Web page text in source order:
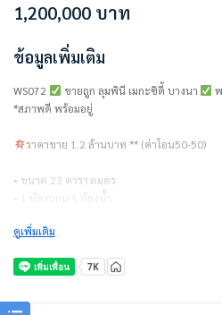
1,200,000 บาท
ข้อมูลเพิ่มเติม
WS072 ขายถูก ลุมพินี เมกะซิตี้ บางนา
*สภาพดี พร้อมอยู่
ราคาขาย 1.2 ล้านบาท ** (ค่าโอน50-50)
• ขนาด 23 ตารางเมตร
• 1 ห้องนอน 1 ห้องน้ำ
• อาคาร D
• แอร์
ดูเพิ่มเติม